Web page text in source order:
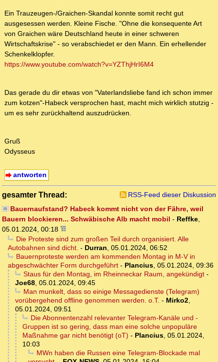
Ein Trauzeugen-/Graichen-Skandal konnte somit recht gut
ausgesessen werden. Kleine Fische. "Ohne die konsequente Art
von Graichen wäre Deutschland heute in einer schweren
Wirtschaftskrise" - so verabschiedet er den Mann. Ein erhellender
Schenkelklopfer.
https://www.youtube.com/watch?v=YZThjHrI6M4
Das gerade du dir etwas von "Vaterlandsliebe fand ich schon immer
zum kotzen"-Habeck versprochen hast, macht mich wirklich stutzig -
um es sehr zurückhaltend auszudrücken.
Gruß
Odysseus
antworten
gesamter Thread:
RSS-Feed dieser Diskussion
Bauernaufstand? Habeck kommt nicht von der Fähre, weil
Bauern blockieren... Schwäbische Alb macht mobil - Reffke,
05.01.2024, 00:18
Die Proteste sind zum großen Teil durch organisiert. Alle
Autobahnen sind dicht. - Durran, 05.01.2024, 06:52
Bauernproteste werden am kommenden Montag in M-V in
abgeschwächter Form durchgeführt - Plancius, 05.01.2024, 09:36
Staus für den Montag, im Rheinneckar Raum, angekündigt-
Joe68, 05.01.2024, 09:45
Man munkelt, dass so einige Messagedienste (Telegram)
vorübergehend offline genommen werden. o.T. - Mirko2,
05.01.2024, 09:51
Die Abonnentenzahl relevanter Telegram-Kanäle und -
Gruppen ist so gering, dass man eine solche unpopuläre
Maßnahme gar nicht benötigt (oT) - Plancius, 05.01.2024,
10:03
MWn haben die Russen eine Telegram-Blockade mal